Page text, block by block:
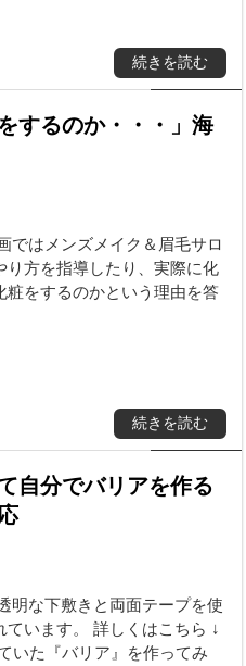
続きを読む
するのか・・・」海
ではメンズメイク＆眉毛サロ
り方を指導したり、実際に化
をするのかという理由を答
続きを読む
自分でバリアを作る
明な下敷きと両面テープを使
います。 詳しくはこちら ↓
いた『バリア』を作ってみ